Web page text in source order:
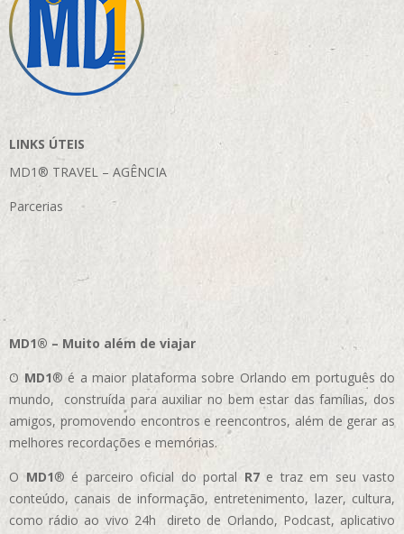
LINKS ÚTEIS
MD1® TRAVEL – AGÊNCIA
Parcerias
MD1® – Muito além de viajar
O MD1® é a maior plataforma sobre Orlando em português do
mundo, construída para auxiliar no bem estar das famílias, dos
amigos, promovendo encontros e reencontros, além de gerar as
melhores recordações e memórias.
OMD1® é parceiro oficial do portal R7e traz em seu vasto
conteúdo, canais de informação, entretenimento, lazer, cultura,
como rádio ao vivo 24h direto de Orlando, Podcast, aplicativo